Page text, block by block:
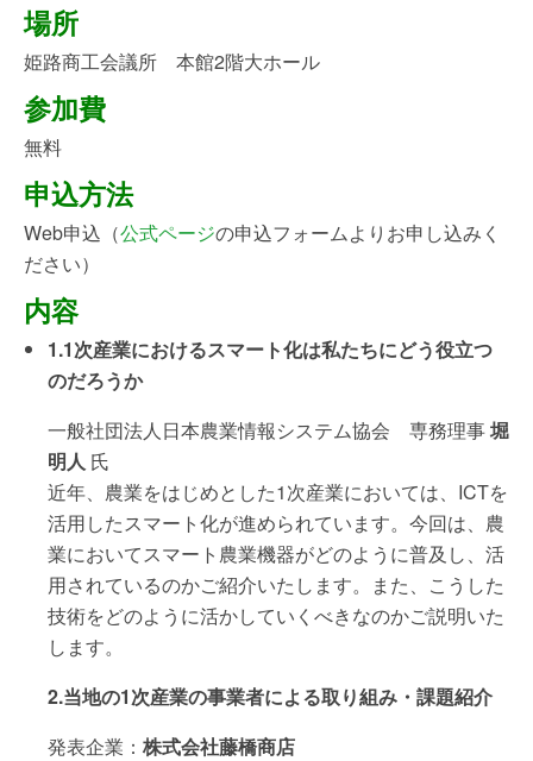
場所
姫路商工会議所 本館2階大ホール
参加費
無料
申込方法
Web申込（公式ページの申込フォームよりお申し込みく
ださい）
内容
1.1次産業におけるスマート化は私たちにどう役立つ
のだろうか
一般社団法人日本農業情報システム協会 専務理事堀
明人 氏
近年、農業をはじめとした1次産業においては、ICTを
活用したスマート化が進められています。今回は、農
業においてスマート農業機器がどのように普及し、活
用されているのかご紹介いたします。また、こうした
技術をどのように活かしていくべきなのかご説明いた
します。
2.当地の1次産業の事業者による取り組み・課題紹介
発表企業： 株式会社藤橋商店